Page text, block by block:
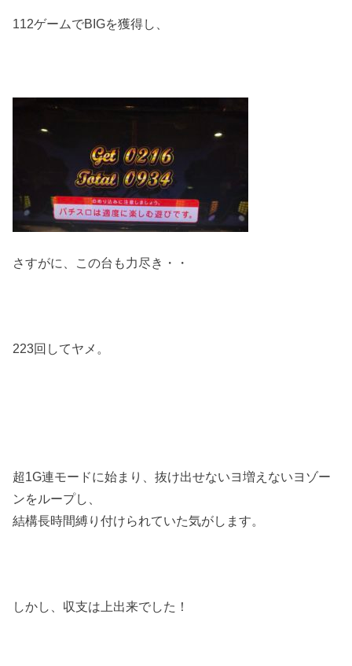
112ゲームでBIGを獲得し、
さすがに、この台も力尽き・・
223回してヤメ。
超1G連モードに始まり、抜け出せないヨ増えないヨゾー
ンをループし、
結構長時間縛り付けられていた気がします。
しかし、収支は上出来でした！